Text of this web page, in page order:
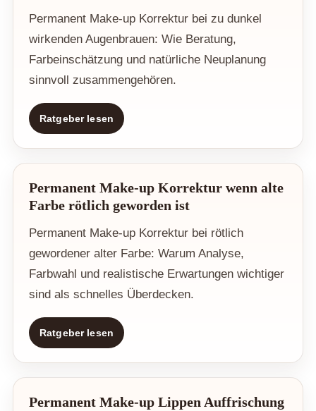
Permanent Make-up Korrektur bei zu dunkel
wirkenden Augenbrauen: Wie Beratung,
Farbeinschätzung und natürliche Neuplanung
sinnvoll zusammengehören.
Ratgeber lesen
Permanent Make-up Korrektur wenn alte
Farbe rötlich geworden ist
Permanent Make-up Korrektur bei rötlich
gewordener alter Farbe: Warum Analyse,
Farbwahl und realistische Erwartungen wichtiger
sind als schnelles Überdecken.
Ratgeber lesen
Permanent Make-up Lippen Auffrischung